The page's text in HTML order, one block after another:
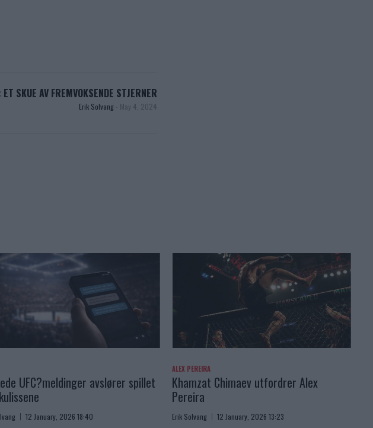
SKUE AV FREMVOKSENDE STJERNER
Erik Solvang - May 4, 2024
UFC?meldinger avslører spillet
12 January, 2026 18:40
ALEX PEREIRA
Khamzat Chimaev utfordrer Alex
Pereira
Erik Solvang 12 January, 2026 13:23